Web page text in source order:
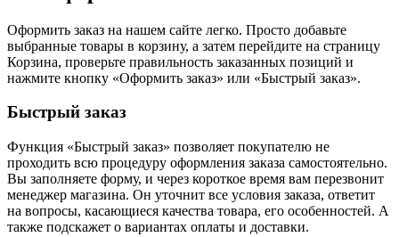
Оформить заказ на нашем сайте легко. Просто добавьте
выбранные товары в корзину, а затем перейдите на страницу
Корзина, проверьте правильность заказанных позиций и
нажмите кнопку «Оформить заказ» или «Быстрый заказ».
Быстрый заказ
Функция «Быстрый заказ» позволяет покупателю не
проходить всю процедуру оформления заказа самостоятельно.
Вы заполняете форму, и через короткое время вам перезвонит
менеджер магазина. Он уточнит все условия заказа, ответит
на вопросы, касающиеся качества товара, его особенностей. А
также подскажет о вариантах оплаты и доставки.